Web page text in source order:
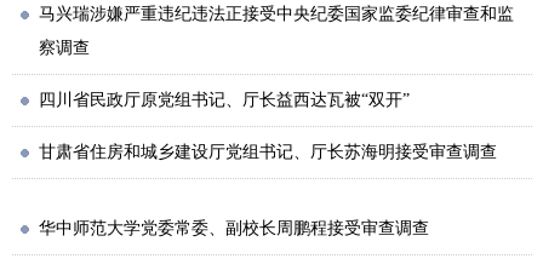
马兴瑞涉嫌严重违纪违法正接受中央纪委国家监委纪律审查和监
察调查
四川省民政厅原党组书记、厅长益西达瓦被“双开”
甘肃省住房和城乡建设厅党组书记、厅长苏海明接受审查调查
华中师范大学党委常委、副校长周鹏程接受审查调查